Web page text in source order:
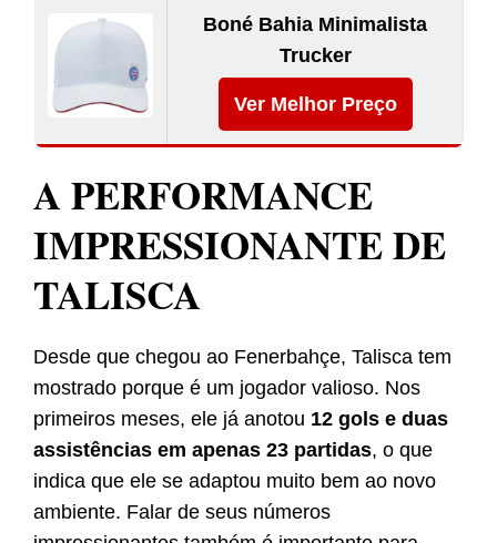
Boné Bahia Minimalista
Trucker
Ver Melhor Preço
A PERFORMANCE
IMPRESSIONANTE DE
TALISCA
Desde que chegou ao Fenerbahçe, Talisca tem
mostrado porque é um jogador valioso. Nos
primeiros meses, ele já anotou 12 gols e duas
assistências em apenas 23 partidas, o que
indica que ele se adaptou muito bem ao novo
ambiente. Falar de seus números